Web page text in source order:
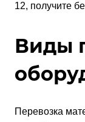
12, получите
Виды
Перевозка